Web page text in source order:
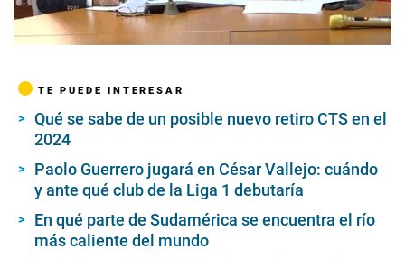
TE PUEDE INTERESAR
Qué se sabe de un posible nuevo retiro CTS en el
2024
Paolo Guerrero jugará en César Vallejo: cuándo
y ante qué club de la Liga 1 debutaría
En qué parte de Sudamérica se encuentra el río
más caliente del mundo